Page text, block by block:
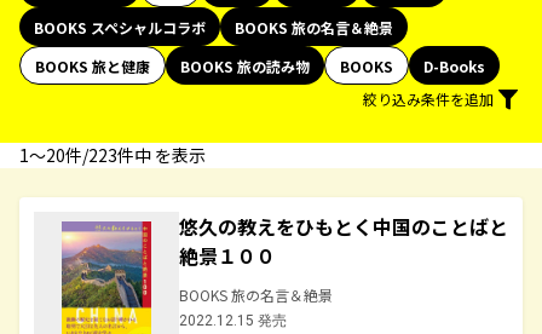
BOOKS スペシャルコラボ
BOOKS 旅の名言＆絶景
BOOKS 旅と健康
BOOKS 旅の読み物 BOOKS
D-Books
絞り込み条件を追加
1〜20件/223件中 を表示
悠久の教えをひもとく中国のことばと
絶景１００
BOOKS 旅の名言＆絶景
2022.12.15 発売